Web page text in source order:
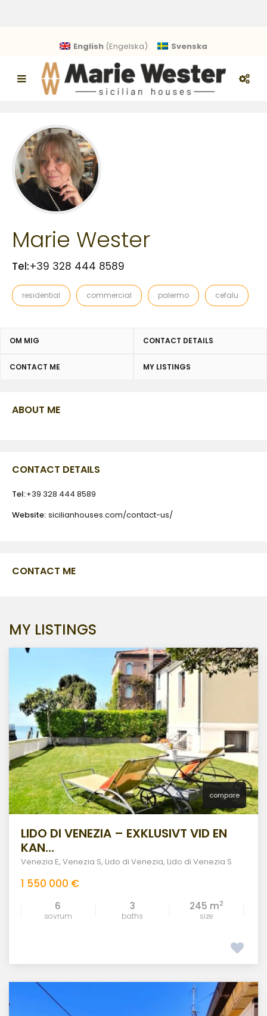
English(Engelska) Svenska
Marie Wester
Tel:+39 328 444 8589
residential commercial palermo cefalu
OM MIG CONTACT DETAILS
CONTACT ME MY LISTINGS
ABOUT ME
CONTACT DETAILS
Tel:+39 328 444 8589
Website: sicilianhouses.com/contact-us/
CONTACT ME
MY LISTINGS
compare
LIDO DI VENEZIA – EXKLUSIVT VID EN
KAN...
Venezia E, Venezia S, Lido di Venezia, Lido di Venezia S
1 550 000 €
6
sovrum
3
baths
245 m2
size